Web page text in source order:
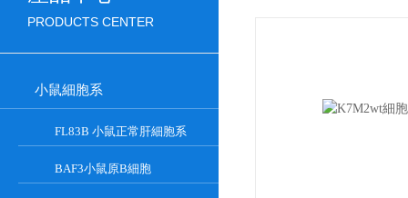
PRODUCTS CENTER
小鼠細胞系
FL83B 小鼠正常肝細胞系
BAF3小鼠原B細胞